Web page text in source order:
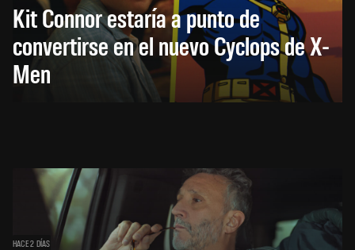
Kit Connor estaría a punto de
convertirse en el nuevo Cyclops de X-
Men
HACE 2 DÍAS